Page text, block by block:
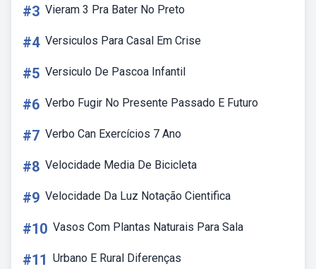
#3 Vieram 3 Pra Bater No Preto
#4 Versiculos Para Casal Em Crise
#5 Versiculo De Pascoa Infantil
#6 Verbo Fugir No Presente Passado E Futuro
#7 Verbo Can Exercícios 7 Ano
#8 Velocidade Media De Bicicleta
#9 Velocidade Da Luz Notação Cientifica
#10 Vasos Com Plantas Naturais Para Sala
#11 Urbano E Rural Diferenças